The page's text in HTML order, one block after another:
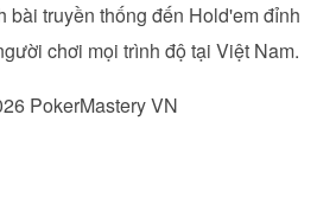
bài truyền thống đến Hold'em đỉnh
chơi mọi trình độ tại Việt Nam.
PokerMastery VN